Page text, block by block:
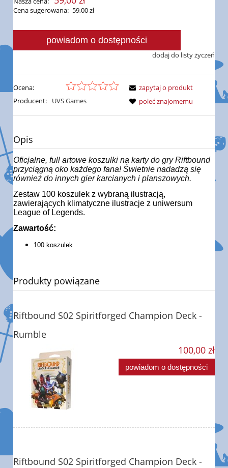
Cena sugerowana: 59,00 zł
powiadom o dostępności
dodaj do listy życzeń
Ocena:
Producent:
UVS Games
zapytaj o produkt
poleć znajomemu
Opis
Oficjalne, full artowe koszulki na karty do gry Riftbound
przyciągną oko każdego fana! Świetnie nadadzą się
również do innych gier karcianych i planszowych.
Zestaw 100 koszulek z wybraną ilustracją,
zawierających klimatyczne ilustracje z uniwersum
League of Legends.
Zawartość:
100 koszulek
Produkty powiązane
Riftbound S02 Spiritforged Champion Deck -
Rumble
100,00 zł
powiadom o dostępności
Riftbound S02 Spiritforged Champion Deck -